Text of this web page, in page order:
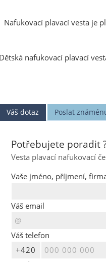
Nafukovací plavací vesta je
Dětská nafukovací plavací
Váš dotaz Poslat
Potřebujete poradit
Vesta plavací nafukovací
Vaše jméno, příjmení,
Váš email
Váš telefon